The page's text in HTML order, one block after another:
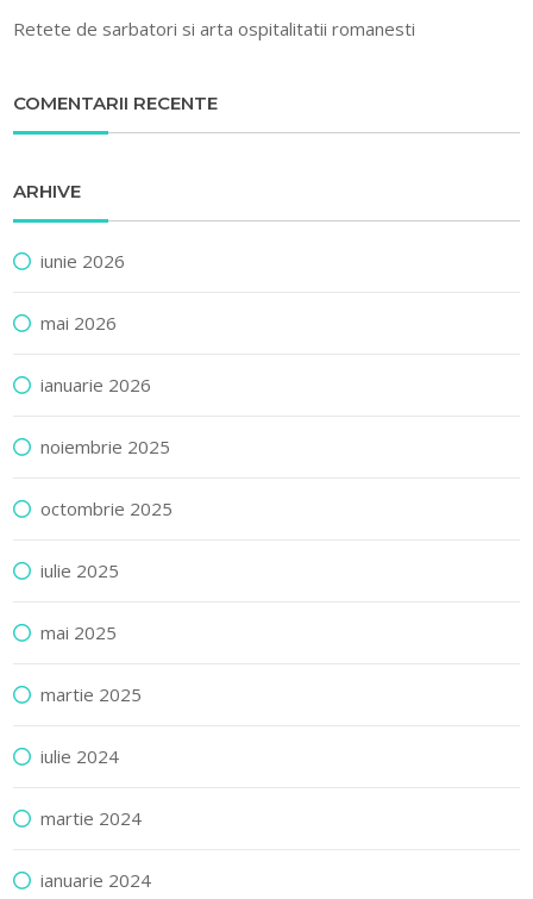
Retete de sarbatori si arta ospitalitatii romanesti
COMENTARII RECENTE
ARHIVE
iunie 2026
mai 2026
ianuarie 2026
noiembrie 2025
octombrie 2025
iulie 2025
mai 2025
martie 2025
iulie 2024
martie 2024
ianuarie 2024